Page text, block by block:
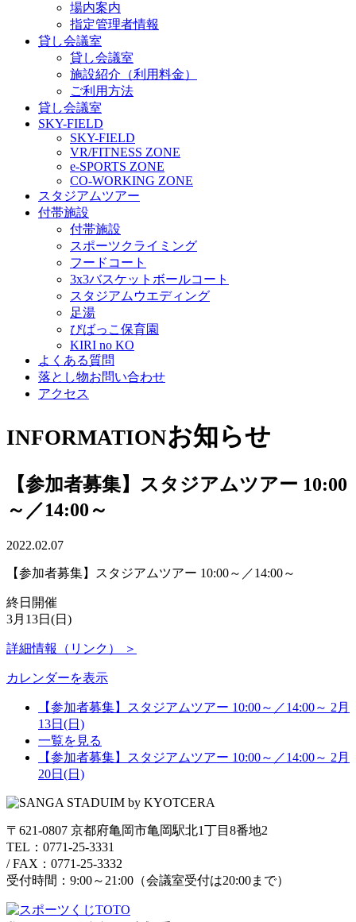
場内案内
指定管理者情報
貸し会議室
貸し会議室
施設紹介（利用料金）
ご利用方法
貸し会議室
SKY-FIELD
SKY-FIELD
VR/FITNESS ZONE
e-SPORTS ZONE
CO-WORKING ZONE
スタジアムツアー
付帯施設
付帯施設
スポーツクライミング
フードコート
3x3バスケットボールコート
スタジアムウエディング
足湯
びばっこ保育園
KIRI no KO
よくある質問
落とし物お問い合わせ
アクセス
INFORMATIONお知らせ
【参加者募集】スタジアムツアー 10:00
～／14:00～
2022.02.07
【参加者募集】スタジアムツアー 10:00～／14:00～
終日開催
3月13日(日)
詳細情報（リンク） ＞
カレンダーを表示
【参加者募集】スタジアムツアー 10:00～／14:00～ 2月
13日(日)
一覧を見る
【参加者募集】スタジアムツアー 10:00～／14:00～ 2月
20日(日)
〒621-0807 京都府亀岡市亀岡駅北1丁目8番地2
TEL：0771-25-3331
/FAX：0771-25-3332
受付時間：9:00～21:00（会議室受付は20:00まで）